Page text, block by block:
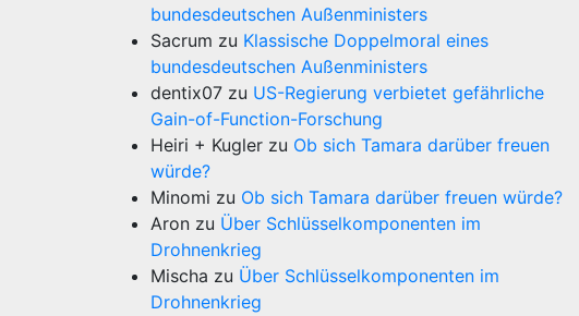
bundesdeutschen Außenministers
Sacrum zu Klassische Doppelmoral eines
bundesdeutschen Außenministers
dentix07 zu US-Regierung verbietet gefährliche
Gain-of-Function-Forschung
Heiri + Kugler zu Ob sich Tamara darüber freuen
würde?
Minomi zu Ob sich Tamara darüber freuen würde?
Aron zu Über Schlüsselkomponenten im
Drohnenkrieg
Mischa zu Über Schlüsselkomponenten im
Drohnenkrieg